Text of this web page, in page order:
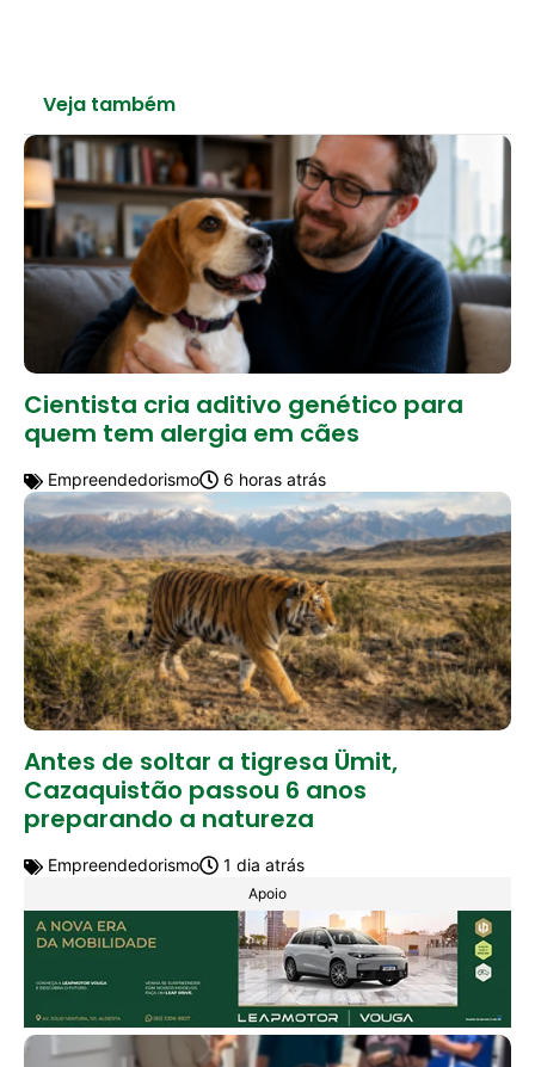
Veja também
Cientista cria aditivo genético para
quem tem alergia em cães
Empreendedorismo 6 horas atrás
Antes de soltar a tigresa Ümit,
Cazaquistão passou 6 anos
preparando a natureza
Empreendedorismo 1 dia atrás
Apoio